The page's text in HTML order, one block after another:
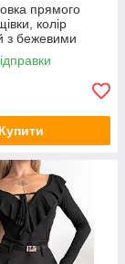
прямого
колір
з бежевими
46
Купити